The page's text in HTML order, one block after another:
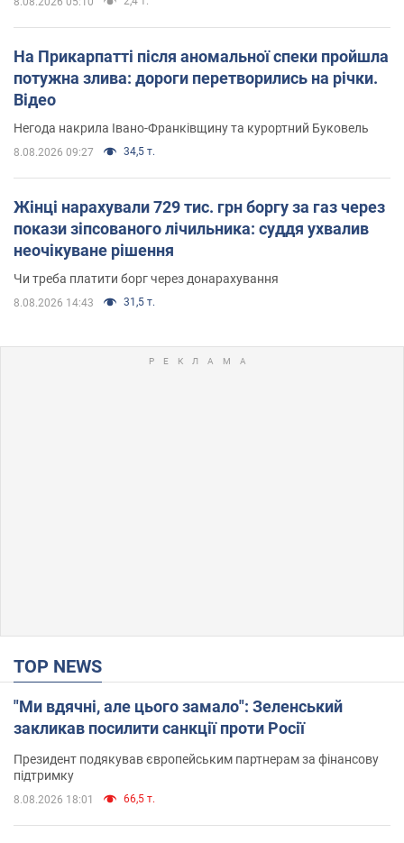
На Прикарпатті після аномальної спеки пройшла
потужна злива: дороги перетворились на річки.
Відео
Негода накрила Івано-Франківщину та курортний Буковель
8.08.2026 09:27 34,5 т.
Жінці нарахували 729 тис. грн боргу за газ через
покази зіпсованого лічильника: суддя ухвалив
неочікуване рішення
Чи треба платити борг через донарахування
8.08.2026 14:43 31,5 т.
TOP NEWS
"Ми вдячні, але цього замало": Зеленський
закликав посилити санкції проти Росії
Президент подякував європейським партнерам за фінансову
підтримку
8.08.2026 18:01 66,5 т.